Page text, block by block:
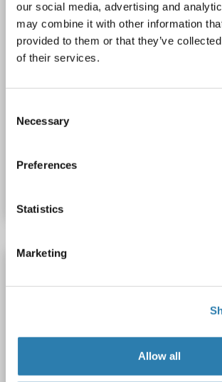
our social media, advertising and
may combine it with other information
provided to them or that they’ve
of their services.
Selection
Necessary
Preferences
Statistics
Marketing
Allow all
N° du produit ABIN519500
PTPN1 Reactivité: Humain WB
Hôte: